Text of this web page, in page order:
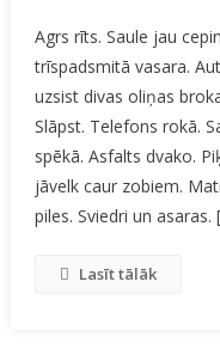
Agrs rīts. Saule jau
trīspadsmitā vasara.
uzsist divas oliņas
Slāpst. Telefons rokā.
spēkā. Asfalts dvako.
jāvelk caur zobiem.
piles. Sviedri un asaras.
Lasīt tālāk